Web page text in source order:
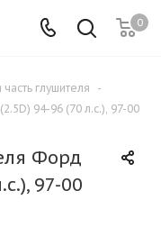
0
глушителя
-
94-96 (70 л.с.), 97-00
Форд
97-00